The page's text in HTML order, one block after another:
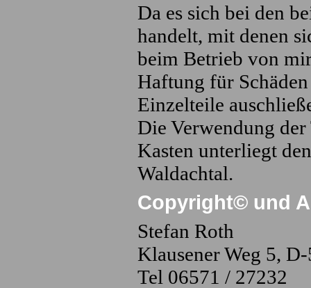
Da es sich bei den
handelt, mit denen
beim Betrieb von
Haftung für
Einzelteile
Die Verwendung
Kasten unterliegt
Waldachtal.
Copyright© und
Stefan Roth
Klausener Weg 5,
Tel 06571 / 27232